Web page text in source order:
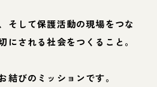
そして保護活動の現場をつな
にされる社会をつくること。
結びのミッションです。